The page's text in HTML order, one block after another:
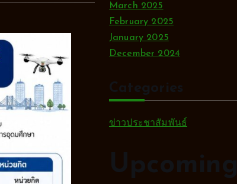
March 2025
February 2025
January 2025
December 2024
Categories
ข่าวประชาสัมพันธ์
Upcoming